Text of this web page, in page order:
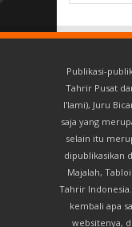
Publikasi-
Tahrir Pusat
I'lami), Juru
saja yang
selain itu
dipublikasikan
Majalah,
Tahrir
kembali apa
websitenya,